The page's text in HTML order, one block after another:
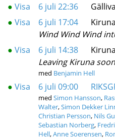
● Visa 6 juli 22:36
● Visa 6 juli 17:04
Wind Wind Wind
● Visa 6 juli 14:38
Leaving Kiruna soon
med Benjamin Hell
● Visa 6 juli 09:00
med Simon Hansson,
Walter,Simon Dekker
Christian Persson, Nils
Sebastian Norberg,
Hell,Anne Soerensen,